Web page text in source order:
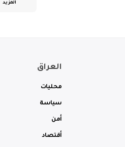
المزيد
العراق
محليات
سياسة
أمن
أقتصاد